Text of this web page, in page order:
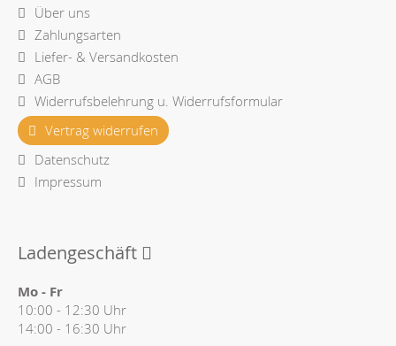
Über uns
Zahlungsarten
Liefer- & Versandkosten
AGB
Widerrufsbelehrung u. Widerrufsformular
Vertrag widerrufen
Datenschutz
Impressum
Ladengeschäft
Mo - Fr
10:00 - 12:30 Uhr
14:00 - 16:30 Uhr